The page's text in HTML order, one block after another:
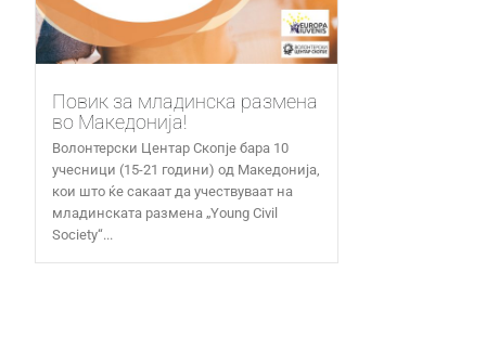
Повик за младинска размена
во Македонија!
Волонтерски Центар Скопје бара 10
учесници (15-21 години) од Македонија,
кои што ќе сакаат да учествуваат на
младинската размена „Young Civil
Society“...